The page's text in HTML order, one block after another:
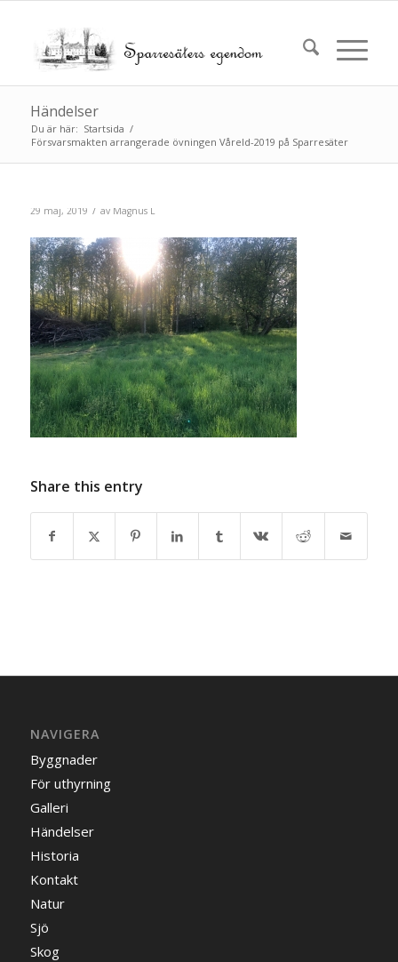
Händelser
Du är här: Startsida /
Försvarsmakten arrangerade övningen Våreld-2019 på Sparresäter
29 maj, 2019 / av Magnus L
Share this entry
NAVIGERA
Byggnader
För uthyrning
Galleri
Händelser
Historia
Kontakt
Natur
Sjö
Skog